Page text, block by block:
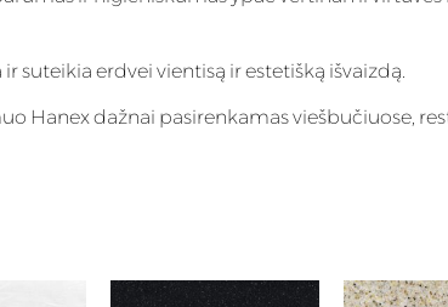
suteikia erdvei vientisą ir estetišką išvaizdą.
Hanex dažnai pasirenkamas viešbučiuose,